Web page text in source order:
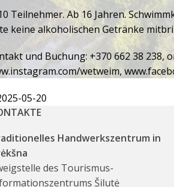
Teilnehmer. Ab 16 Jahren.
keine alkoholischen Getränke
und Buchung: +370 662 38 238,
wetweim,
05-20
Handwerkszentrum in
des Tourismus-
Šilutė